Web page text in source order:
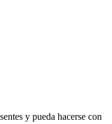
y pueda hacerse con